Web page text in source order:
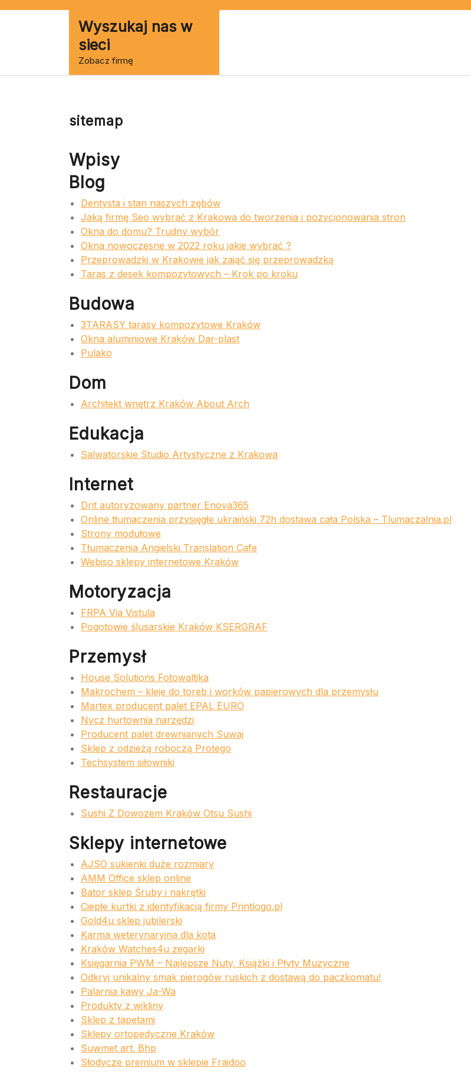
Wyszukaj nas w
sieci
Zobacz firmę
sitemap
Wpisy
Blog
Dentysta i stan naszych zębów
Jaką firmę Seo wybrać z Krakowa do tworzenia i pozycjonowania stron
Okna do domu? Trudny wybór
Okna nowoczesne w 2022 roku jakie wybrać ?
Przeprowadzki w Krakowie jak zająć się przeprowadzką
Taras z desek kompozytowych – Krok po kroku
Budowa
3TARASY tarasy kompozytowe Kraków
Okna aluminiowe Kraków Dar-plast
Pulako
Dom
Architekt wnętrz Kraków About Arch
Edukacja
Salwatorskie Studio Artystyczne z Krakowa
Internet
Drit autoryzowany partner Enova365
Online tłumaczenia przysięgłe ukraiński 72h dostawa cała Polska – Tlumaczalnia.pl
Strony modułowe
Tłumaczenia Angielski Translation Cafe
Webiso sklepy internetowe Kraków
Motoryzacja
FRPA Via Vistula
Pogotowie ślusarskie Kraków KSERGRAF
Przemysł
House Solutions Fotowaltika
Makrochem – kleje do toreb i worków papierowych dla przemysłu
Martex producent palet EPAL EURO
Nycz hurtownia narzędzi
Producent palet drewnianych Suwaj
Sklep z odzieżą roboczą Protego
Techsystem siłowniki
Restauracje
Sushi Z Dowozem Kraków Otsu Sushi
Sklepy internetowe
AJSO sukienki duże rozmiary
AMM Office sklep online
Bator sklep Śruby i nakrętki
Ciepłe kurtki z identyfikacją firmy Printlogo.pl
Gold4u sklep jubilerski
Karma weterynaryjna dla kota
Kraków Watches4u zegarki
Księgarnia PWM – Najlepsze Nuty, Książki i Płyty Muzyczne
Odkryj unikalny smak pierogów ruskich z dostawą do paczkomatu!
Palarnia kawy Ja-Wa
Produkty z wikliny
Sklep z tapetami
Sklepy ortopedyczne Kraków
Suwmet art. Bhp
Słodycze premium w sklepie Frajdoo